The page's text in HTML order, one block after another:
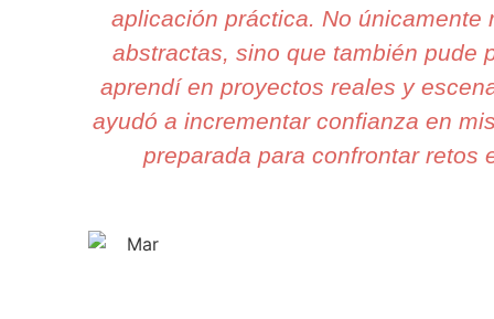
aplicación práctica. No únicamente
abstractas, sino que también pude
aprendí en proyectos reales y
ayudó a incrementar confianza en
preparada para confrontar retos